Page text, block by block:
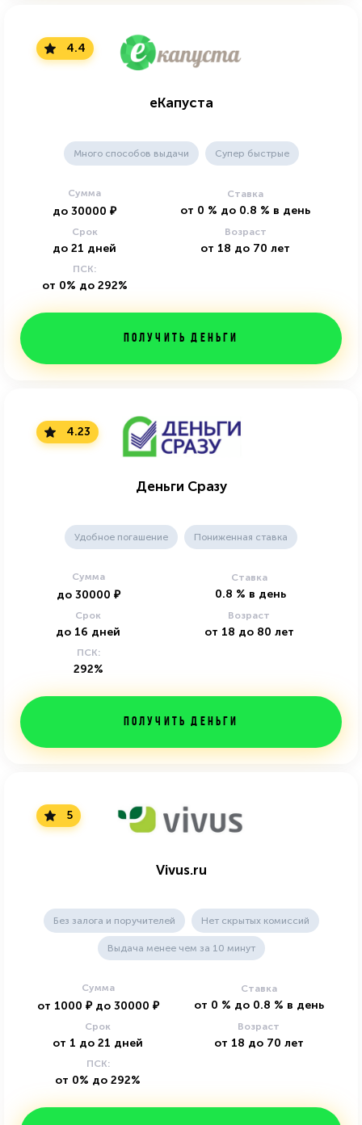
4.4
еКапуста
Много способов выдачи Супер быстрые
Сумма
до 30000 ₽
Ставка
от 0 % до 0.8 % в день
Срок
до 21 дней
Возраст
от 18 до 70 лет
ПСК:
от 0% до 292%
Получить деньги
4.23
Деньги Сразу
Удобное погашение Пониженная ставка
Сумма
до 30000 ₽
Ставка
0.8 % в день
Срок
до 16 дней
Возраст
от 18 до 80 лет
ПСК:
292%
Получить деньги
5
Vivus.ru
Без залога и поручителей Нет скрытых комиссий
Выдача менее чем за 10 минут
Сумма
от 1000 ₽ до 30000 ₽
Ставка
от 0 % до 0.8 % в день
Срок
от 1 до 21 дней
Возраст
от 18 до 70 лет
ПСК:
от 0% до 292%